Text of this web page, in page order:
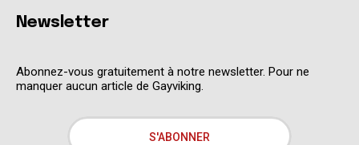
Newsletter
Abonnez-vous gratuitement à notre newsletter. Pour ne
manquer aucun article de Gayviking.
S'ABONNER